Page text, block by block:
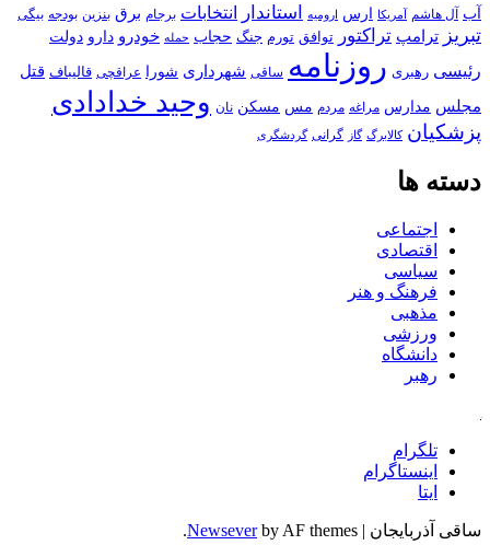
آب آل هاشم آمریکا ارس ارومیه استاندار انتخابات برجام برق بنزین بودجه بیگی
تبریز ترامپ تراکتور توافق تورم جنگ حجاب حمله خودرو دارو دولت
رئیسی رهبری روزنامه ساقی شهرداری شورا عراقچی قالیباف قتل
مجلس مدارس مراغه مردم مس مسکن نان وحید خدادادی
پزشکیان کالابرگ گاز گرانی گردشگری
دسته ها
اجتماعی
اقتصادی
سیاسی
فرهنگ و هنر
مذهبی
ورزشی
دانشگاه
رهبر
تلگرام
اینستاگرام
ایتا
ساقی آذربایجان |
Newseverby AF themes.